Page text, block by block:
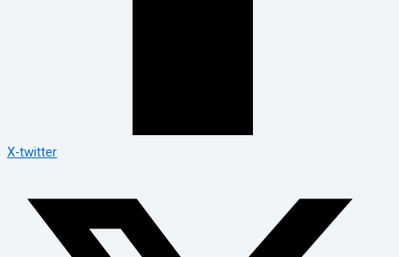
X-twitter